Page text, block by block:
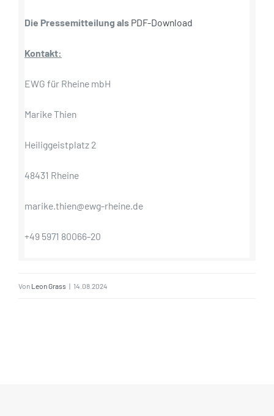
Die Pressemitteilung als PDF-Download
Kontakt:
EWG für Rheine mbH
Marike Thien
Heiliggeistplatz 2
48431 Rheine
marike.thien@ewg-rheine.de
+49 5971 80066-20
Von Leon Grass | 14.08.2024